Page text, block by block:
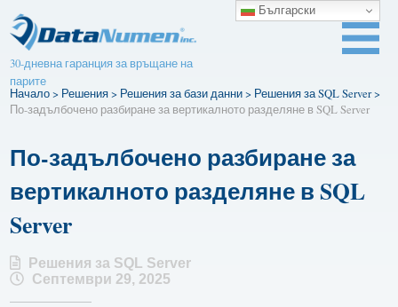
30-дневна гаранция за връщане на
парите
Начало> Решения> Решения за бази данни> Решения за SQL Server>
По-задълбочено разбиране за вертикалното разделяне в SQL Server
По-задълбочено разбиране за
вертикалното разделяне в SQL
Server
Решения за SQL Server
Септември 29, 2025
Български